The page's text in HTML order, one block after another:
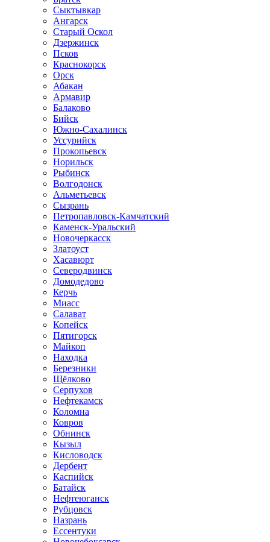
Сыктывкар
Ангарск
Старый Оскол
Дзержинск
Псков
Краснокорск
Орск
Абакан
Армавир
Балаково
Бийск
Южно-Сахалинск
Уссурийск
Прокопьевск
Норильск
Рыбинск
Волгодонск
Альметьевск
Сызрань
Петропавловск-Камчатский
Каменск-Уральский
Новочеркасск
Златоуст
Хасавюрт
Северодвинск
Домодедово
Керчь
Миасс
Салават
Копейск
Пятигорск
Майкоп
Находка
Березники
Щёлково
Серпухов
Нефтекамск
Коломна
Ковров
Обнинск
Кызыл
Кисловодск
Дербент
Каспийск
Батайск
Нефтеюганск
Рубцовск
Назрань
Ессентуки